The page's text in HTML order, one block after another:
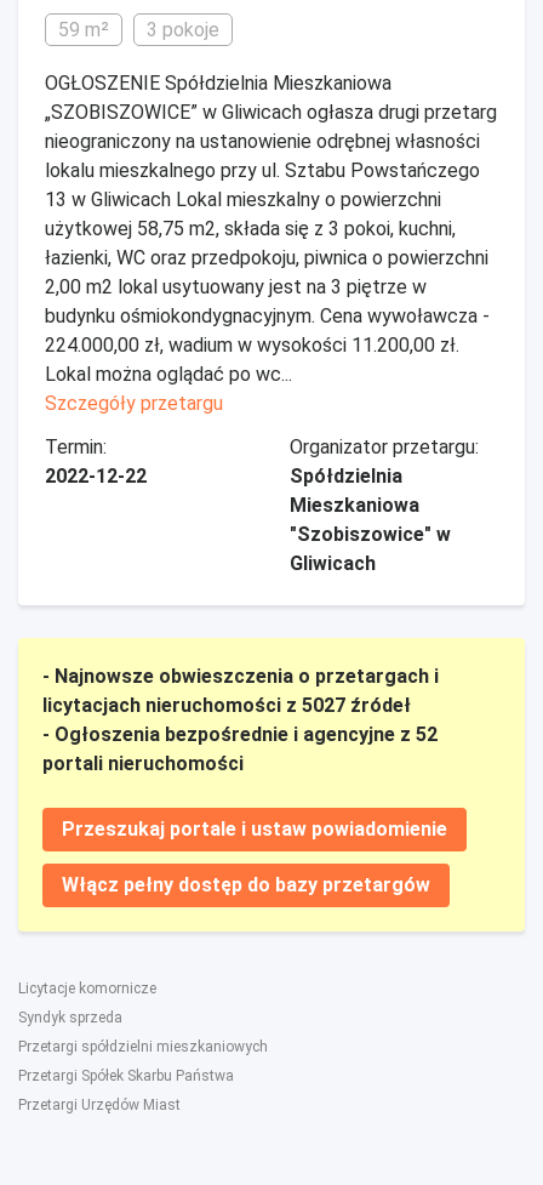
59 m²
3 pokoje
OGŁOSZENIE Spółdzielnia Mieszkaniowa
„SZOBISZOWICE” w Gliwicach ogłasza drugi przetarg
nieograniczony na ustanowienie odrębnej własności
lokalu mieszkalnego przy ul. Sztabu Powstańczego
13 w Gliwicach Lokal mieszkalny o powierzchni
użytkowej 58,75 m2, składa się z 3 pokoi, kuchni,
łazienki, WC oraz przedpokoju, piwnica o powierzchni
2,00 m2 lokal usytuowany jest na 3 piętrze w
budynku ośmiokondygnacyjnym. Cena wywoławcza -
224.000,00 zł, wadium w wysokości 11.200,00 zł.
Lokal można oglądać po wc...
Szczegóły przetargu
Termin:
2022-12-22
Organizator przetargu:
Spółdzielnia
Mieszkaniowa
"Szobiszowice" w
Gliwicach
- Najnowsze obwieszczenia o przetargach i
licytacjach nieruchomości z 5027 źródeł
- Ogłoszenia bezpośrednie i agencyjne z 52
portali nieruchomości
Przeszukaj portale i ustaw powiadomienie
Włącz pełny dostęp do bazy przetargów
Licytacje komornicze
Syndyk sprzeda
Przetargi spółdzielni mieszkaniowych
Przetargi Spółek Skarbu Państwa
Przetargi Urzędów Miast